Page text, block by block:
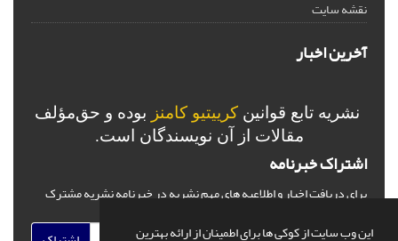
این وب سایت از کوکی ها برای اطمینان از ارائه بهترین
نقشه سایت
آخرین اخبار
نشریه تابع قوانین کرییتیو کامنز بوده و حق‌مؤلف
مقالات از آن نویسندگان است.
اشتراک خبرنامه
برای دریافت اخبار و اطلاعیه های مهم نشریه در خبرنامه نشریه مشترک